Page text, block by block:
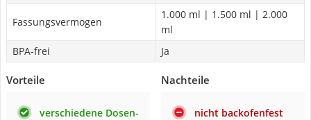
Fassungsvermögen
1.000 ml | 1.500 ml | 2.000
ml
BPA-frei
Ja
Vorteile
verschiedene Dosen-
Nachteile
nicht backofenfest